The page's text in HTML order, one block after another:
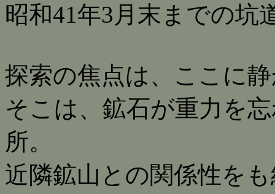
昭和41年3月末までの坑
探索の焦点は、ここに
そこは、鉱石が重力を
所。
近隣鉱山との関係性を